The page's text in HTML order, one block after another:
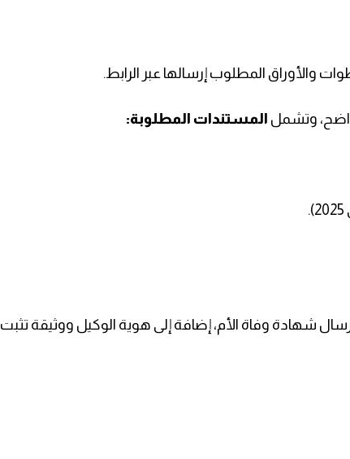
والأوراق المطلوب إرسالها عبر الرابط.
وتشمل المستندات المطلوبة:
شهادة وفاة الأم، إضافة إلى هوية الوكيل ووثيقة تثبت